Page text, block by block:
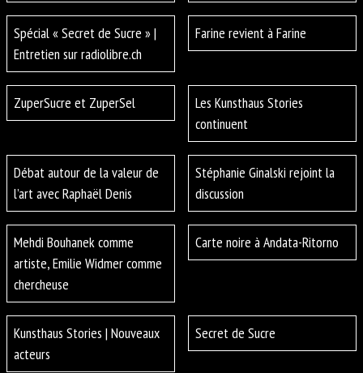
Spécial « Secret de Sucre » |
Entretien sur radiolibre.ch
Farine revient à Farine
ZuperSucre et ZuperSel
Les Kunsthaus Stories
continuent
Débat autour de la valeur de
l’art avec Raphaël Denis
Stéphanie Ginalski rejoint la
discussion
Mehdi Bouhanek comme
artiste, Emilie Widmer comme
chercheuse
Carte noire à Andata-Ritorno
Kunsthaus Stories | Nouveaux
acteurs
Secret de Sucre